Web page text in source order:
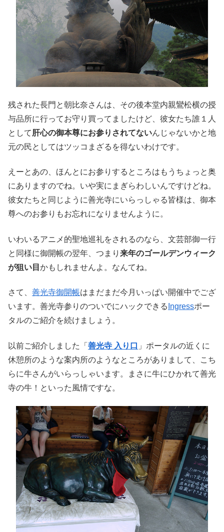
残された長門と朝比奈さんは、その後本堂内親鸞松横の授
与品所に行ってお守り買ってましたけど、彼女たち誰１人
として肝心の御本尊にお参りされてないんじゃないかと地
元の民としてはツッコまざるを得ないわけです。
えーとあの、ほんとにお参りするところはもうちょっと奥
にありますのでね。いや実にまぎらわしいんですけどね。
彼女たちと同じように善光寺にいらっしゃる皆様は、御本
尊へのお参りもお忘れになりませんように。
いわいるアニメ的聖地巡礼をされるのなら、文芸部御一行
と同様に御開帳の翌年、つまり 来年のゴールデンウィーク
が狙い目 かもしれませんよ。なんてね。
さて、 善光寺御開帳はまだまだ今月いっぱい開催中でござ
います。善光寺参りのついでにハックできる Ingressポー
タルのご紹介を続けましょう。
以前ご紹介しました「 善光寺 入り口 」ポータルの近くに
休憩所のような案内所のようなところがありまして、こち
らに牛さんがいらっしゃいます。まさに牛にひかれて善光
寺の牛！といった風情ですな。